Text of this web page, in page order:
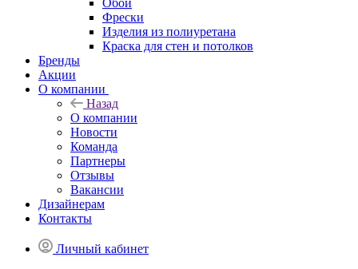
Обои
Фрески
Изделия из полиуретана
Краска для стен и потолков
Бренды
Акции
О компании
Назад
О компании
Новости
Команда
Партнеры
Отзывы
Вакансии
Дизайнерам
Контакты
Личный кабинет